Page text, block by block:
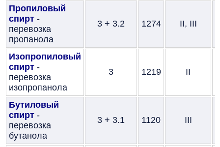
Пропиловый
спирт -
перевозка
пропанола
3 + 3.2 1274 II, III
Изопропиловый
спирт -
перевозка
изопропанола
3 1219 II
Бутиловый
спирт -
перевозка
бутанола
3 + 3.1 1120 III